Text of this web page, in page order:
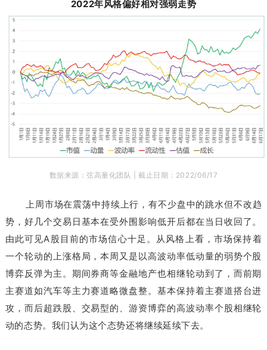
2022年风格偏好相对强弱走势
数据来源：弦高量化团队 |截止日期：2022/06/17
上周市场在震荡中持续上行，有不少盘中的跳水但不改趋
势，好几个交易日基本在受外围影响低开后都在当日收回了。
由此可见A股目前的市场信心十足。 从风格上看，市场保持着
一个轮动的上涨格局，本周又是以高波动率低动量的弱势个股
博弈反弹为主。 期间券商等金融地产也相继轮动到了， 而前期
主赛道如汽车等主力赛道略微盘整。基本保持着主赛道搭台进
攻，而后超跌股、交易型的、游资博弈的高波动率个股相继轮
动的态势。我们认为这个态势还将继续延续下去。